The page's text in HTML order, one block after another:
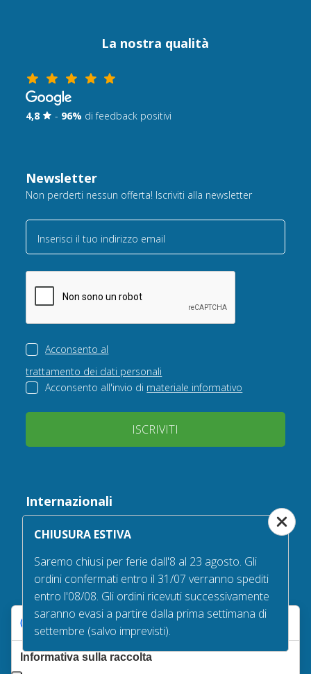
La nostra qualità
4,8 - 96% di feedback positivi
Newsletter
Non perderti nessun offerta! Iscriviti alla newsletter
Inserisci il tuo indirizzo email
Acconsento al
trattamento dei dati personali
Acconsento all'invio di materiale informativo
ISCRIVITI
Internazionali
Seguici su
CHIUSURA ESTIVA
Saremo chiusi per ferie dall'8 al 23 agosto. Gli
ordini confermati entro il 31/07 verranno spediti
entro l'08/08. Gli ordini ricevuti successivamente
saranno evasi a partire dalla prima settimana di
settembre (salvo imprevisti).
Le tue preferenze relative alla privacy
Informativa sulla raccolta